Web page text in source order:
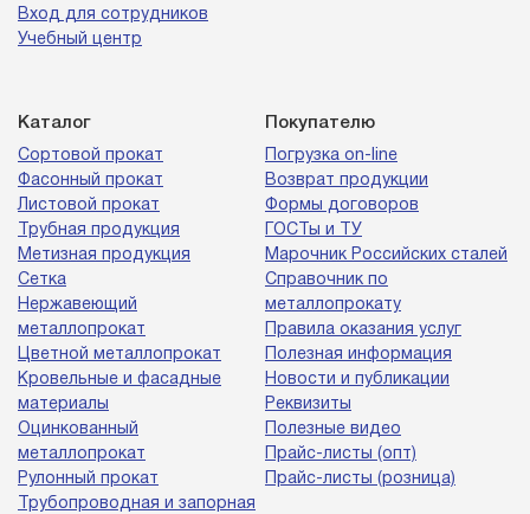
Вход для сотрудников
Учебный центр
Каталог
Сортовой прокат
Фасонный прокат
Листовой прокат
Трубная продукция
Метизная продукция
Сетка
Нержавеющий
металлопрокат
Цветной металлопрокат
Кровельные и фасадные
материалы
Оцинкованный
металлопрокат
Рулонный прокат
Трубопроводная и запорная
Покупателю
Погрузка on-line
Возврат продукции
Формы договоров
ГОСТы и ТУ
Марочник Российских сталей
Справочник по
металлопрокату
Правила оказания услуг
Полезная информация
Новости и публикации
Реквизиты
Полезные видео
Прайс-листы (опт)
Прайс-листы (розница)